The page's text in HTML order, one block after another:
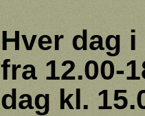
Hver dag
fra 12.00-
dag kl.